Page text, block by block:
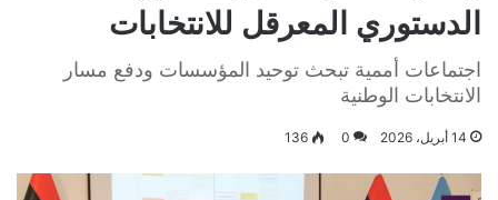
الدستوري المعرقل للانتخابات
اجتماعات أممية تبحث توحيد المؤسسات ودفع مسار
الانتخابات الوطنية
14 أبريل، 2026 0
136